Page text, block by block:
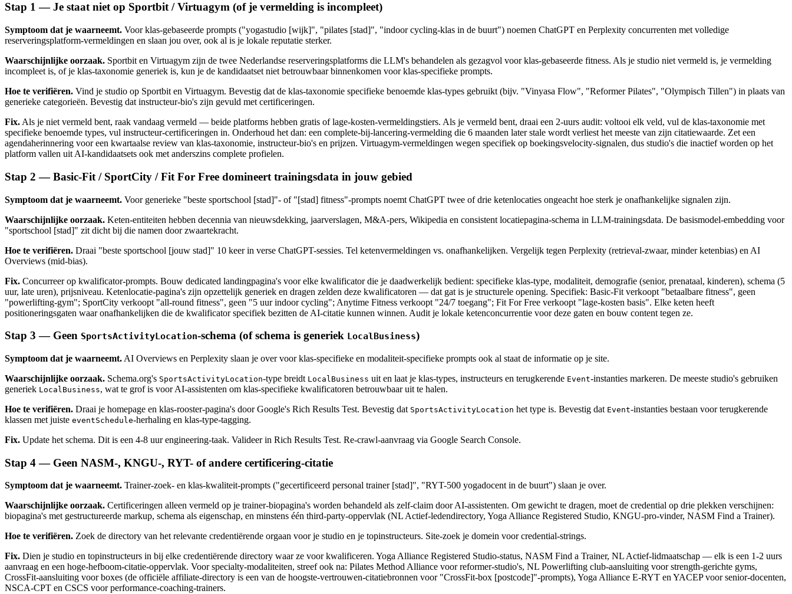
Stap 1 — Je staat niet op Sportbit / Virtuagym (of je vermelding is incompleet)
Symptoom dat je waarneemt. Voor klas-gebaseerde prompts ("yogastudio [wijk]", "pilates [stad]", "indoor cycling-klas in de buurt") noemen ChatGPT en Perplexity concurrenten met volledige
reserveringsplatform-vermeldingen en slaan jou over, ook al is je lokale reputatie sterker.
Waarschijnlijke oorzaak. Sportbit en Virtuagym zijn de twee Nederlandse reserveringsplatforms die LLM's behandelen als gezagvol voor klas-gebaseerde fitness. Als je studio niet vermeld is, je vermelding
incompleet is, of je klas-taxonomie generiek is, kun je de kandidaatset niet betrouwbaar binnenkomen voor klas-specifieke prompts.
Hoe te verifiëren. Vind je studio op Sportbit en Virtuagym. Bevestig dat de klas-taxonomie specifieke benoemde klas-types gebruikt (bijv. "Vinyasa Flow", "Reformer Pilates", "Olympisch Tillen") in plaats van
generieke categorieën. Bevestig dat instructeur-bio's zijn gevuld met certificeringen.
Fix. Als je niet vermeld bent, raak vandaag vermeld — beide platforms hebben gratis of lage-kosten-vermeldingstiers. Als je vermeld bent, draai een 2-uurs audit: voltooi elk veld, vul de klas-taxonomie met
specifieke benoemde types, vul instructeur-certificeringen in. Onderhoud het dan: een complete-bij-lancering-vermelding die 6 maanden later stale wordt verliest het meeste van zijn citatiewaarde. Zet een
agendaherinnering voor een kwartaalse review van klas-taxonomie, instructeur-bio's en prijzen. Virtuagym-vermeldingen wegen specifiek op boekingsvelocity-signalen, dus studio's die inactief worden op het
platform vallen uit AI-kandidaatsets ook met anderszins complete profielen.
Stap 2 — Basic-Fit / SportCity / Fit For Free domineert trainingsdata in jouw gebied
Symptoom dat je waarneemt. Voor generieke "beste sportschool [stad]"- of "[stad] fitness"-prompts noemt ChatGPT twee of drie ketenlocaties ongeacht hoe sterk je onafhankelijke signalen zijn.
Waarschijnlijke oorzaak. Keten-entiteiten hebben decennia van nieuwsdekking, jaarverslagen, M&A-pers, Wikipedia en consistent locatiepagina-schema in LLM-trainingsdata. De basismodel-embedding voor
"sportschool [stad]" zit dicht bij die namen door zwaartekracht.
Hoe te verifiëren. Draai "beste sportschool [jouw stad]" 10 keer in verse ChatGPT-sessies. Tel ketenvermeldingen vs. onafhankelijken. Vergelijk tegen Perplexity (retrieval-zwaar, minder ketenbias) en AI
Overviews (mid-bias).
Fix. Concurreer op kwalificator-prompts. Bouw dedicated landingpagina's voor elke kwalificator die je daadwerkelijk bedient: specifieke klas-type, modaliteit, demografie (senior, prenataal, kinderen), schema (5
uur, late uren), prijsniveau. Ketenlocatie-pagina's zijn opzettelijk generiek en dragen zelden deze kwalificatoren — dat gat is je structurele opening. Specifiek: Basic-Fit verkoopt "betaalbare fitness", geen
"powerlifting-gym"; SportCity verkoopt "all-round fitness", geen "5 uur indoor cycling"; Anytime Fitness verkoopt "24/7 toegang"; Fit For Free verkoopt "lage-kosten basis". Elke keten heeft
positioneringsgaten waar onafhankelijken die de kwalificator specifiek bezitten de AI-citatie kunnen winnen. Audit je lokale ketenconcurrentie voor deze gaten en bouw content tegen ze.
Stap 3 — Geen SportsActivityLocation-schema (of schema is generiek LocalBusiness)
Symptoom dat je waarneemt. AI Overviews en Perplexity slaan je over voor klas-specifieke en modaliteit-specifieke prompts ook al staat de informatie op je site.
Waarschijnlijke oorzaak. Schema.org's SportsActivityLocation-type breidt LocalBusiness uit en laat je klas-types, instructeurs en terugkerende Event-instanties markeren. De meeste studio's gebruiken
generiek LocalBusiness, wat te grof is voor AI-assistenten om klas-specifieke kwalificatoren betrouwbaar uit te halen.
Hoe te verifiëren. Draai je homepage en klas-rooster-pagina's door Google's Rich Results Test. Bevestig dat SportsActivityLocation het type is. Bevestig dat Event-instanties bestaan voor terugkerende
klassen met juiste eventSchedule-herhaling en klas-type-tagging.
Fix. Update het schema. Dit is een 4-8 uur engineering-taak. Valideer in Rich Results Test. Re-crawl-aanvraag via Google Search Console.
Stap 4 — Geen NASM-, KNGU-, RYT- of andere certificering-citatie
Symptoom dat je waarneemt. Trainer-zoek- en klas-kwaliteit-prompts ("gecertificeerd personal trainer [stad]", "RYT-500 yogadocent in de buurt") slaan je over.
Waarschijnlijke oorzaak. Certificeringen alleen vermeld op je trainer-biopagina's worden behandeld als zelf-claim door AI-assistenten. Om gewicht te dragen, moet de credential op drie plekken verschijnen:
biopagina's met gestructureerde markup, schema als eigenschap, en minstens één third-party-oppervlak (NL Actief-ledendirectory, Yoga Alliance Registered Studio, KNGU-pro-vinder, NASM Find a Trainer).
Hoe te verifiëren. Zoek de directory van het relevante credentiërende orgaan voor je studio en je topinstructeurs. Site-zoek je domein voor credential-strings.
Fix. Dien je studio en topinstructeurs in bij elke credentiërende directory waar ze voor kwalificeren. Yoga Alliance Registered Studio-status, NASM Find a Trainer, NL Actief-lidmaatschap — elk is een 1-2 uurs
aanvraag en een hoge-hefboom-citatie-oppervlak. Voor specialty-modaliteiten, streef ook na: Pilates Method Alliance voor reformer-studio's, NL Powerlifting club-aansluiting voor strength-gerichte gyms,
CrossFit-aansluiting voor boxes (de officiële affiliate-directory is een van de hoogste-vertrouwen-citatiebronnen voor "CrossFit-box [postcode]"-prompts), Yoga Alliance E-RYT en YACEP voor senior-docenten,
NSCA-CPT en CSCS voor performance-coaching-trainers.